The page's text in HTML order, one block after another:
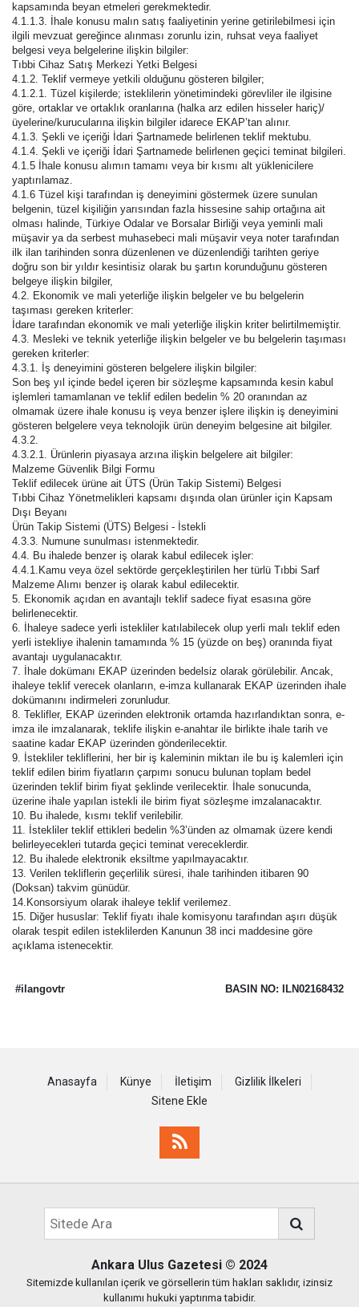
kapsamında beyan etmeleri gerekmektedir.
4.1.1.3. İhale konusu malın satış faaliyetinin yerine getirilebilmesi için
ilgili mevzuat gereğince alınması zorunlu izin, ruhsat veya faaliyet
belgesi veya belgelerine ilişkin bilgiler:
Tıbbi Cihaz Satış Merkezi Yetki Belgesi
4.1.2. Teklif vermeye yetkili olduğunu gösteren bilgiler;
4.1.2.1. Tüzel kişilerde; isteklilerin yönetimindeki görevliler ile ilgisine
göre, ortaklar ve ortaklık oranlarına (halka arz edilen hisseler hariç)/
üyelerine/kurucularına ilişkin bilgiler idarece EKAP’tan alınır.
4.1.3. Şekli ve içeriği İdari Şartnamede belirlenen teklif mektubu.
4.1.4. Şekli ve içeriği İdari Şartnamede belirlenen geçici teminat bilgileri.
4.1.5 İhale konusu alımın tamamı veya bir kısmı alt yüklenicilere
yaptırılamaz.
4.1.6 Tüzel kişi tarafından iş deneyimini göstermek üzere sunulan
belgenin, tüzel kişiliğin yarısından fazla hissesine sahip ortağına ait
olması halinde, Türkiye Odalar ve Borsalar Birliği veya yeminli mali
müşavir ya da serbest muhasebeci mali müşavir veya noter tarafından
ilk ilan tarihinden sonra düzenlenen ve düzenlendiği tarihten geriye
doğru son bir yıldır kesintisiz olarak bu şartın korunduğunu gösteren
belgeye ilişkin bilgiler,
4.2. Ekonomik ve mali yeterliğe ilişkin belgeler ve bu belgelerin
taşıması gereken kriterler:
İdare tarafından ekonomik ve mali yeterliğe ilişkin kriter belirtilmemiştir.
4.3. Mesleki ve teknik yeterliğe ilişkin belgeler ve bu belgelerin taşıması
gereken kriterler:
4.3.1. İş deneyimini gösteren belgelere ilişkin bilgiler:
Son beş yıl içinde bedel içeren bir sözleşme kapsamında kesin kabul
işlemleri tamamlanan ve teklif edilen bedelin % 20 oranından az
olmamak üzere ihale konusu iş veya benzer işlere ilişkin iş deneyimini
gösteren belgelere veya teknolojik ürün deneyim belgesine ait bilgiler.
4.3.2.
4.3.2.1. Ürünlerin piyasaya arzına ilişkin belgelere ait bilgiler:
Malzeme Güvenlik Bilgi Formu
Teklif edilecek ürüne ait ÜTS (Ürün Takip Sistemi) Belgesi
Tıbbi Cihaz Yönetmelikleri kapsamı dışında olan ürünler için Kapsam
Dışı Beyanı
Ürün Takip Sistemi (ÜTS) Belgesi - İstekli
4.3.3. Numune sunulması istenmektedir.
4.4. Bu ihalede benzer iş olarak kabul edilecek işler:
4.4.1.Kamu veya özel sektörde gerçekleştirilen her türlü Tıbbi Sarf
Malzeme Alımı benzer iş olarak kabul edilecektir.
5. Ekonomik açıdan en avantajlı teklif sadece fiyat esasına göre
belirlenecektir.
6. İhaleye sadece yerli istekliler katılabilecek olup yerli malı teklif eden
yerli istekliye ihalenin tamamında % 15 (yüzde on beş) oranında fiyat
avantajı uygulanacaktır.
7. İhale dokümanı EKAP üzerinden bedelsiz olarak görülebilir. Ancak,
ihaleye teklif verecek olanların, e-imza kullanarak EKAP üzerinden ihale
dokümanını indirmeleri zorunludur.
8. Teklifler, EKAP üzerinden elektronik ortamda hazırlandıktan sonra, e-
imza ile imzalanarak, teklife ilişkin e-anahtar ile birlikte ihale tarih ve
saatine kadar EKAP üzerinden gönderilecektir.
9. İstekliler tekliflerini, her bir iş kaleminin miktarı ile bu iş kalemleri için
teklif edilen birim fiyatların çarpımı sonucu bulunan toplam bedel
üzerinden teklif birim fiyat şeklinde verilecektir. İhale sonucunda,
üzerine ihale yapılan istekli ile birim fiyat sözleşme imzalanacaktır.
10. Bu ihalede, kısmı teklif verilebilir.
11. İstekliler teklif ettikleri bedelin %3’ünden az olmamak üzere kendi
belirleyecekleri tutarda geçici teminat vereceklerdir.
12. Bu ihalede elektronik eksiltme yapılmayacaktır.
13. Verilen tekliflerin geçerlilik süresi, ihale tarihinden itibaren 90
(Doksan) takvim günüdür.
14.Konsorsiyum olarak ihaleye teklif verilemez.
15. Diğer hususlar: Teklif fiyatı ihale komisyonu tarafından aşırı düşük
olarak tespit edilen isteklilerden Kanunun 38 inci maddesine göre
açıklama istenecektir.
#ilangovtr BASIN NO: ILN02168432
Anasayfa Künye İletişim
Gizlilik İlkeleri
Sitene Ekle
Ankara Ulus Gazetesi © 2024
Sitemizde kullanılan içerik ve görsellerin tüm hakları saklıdır, izinsiz
kullanımı hukuki yaptırıma tabidir.